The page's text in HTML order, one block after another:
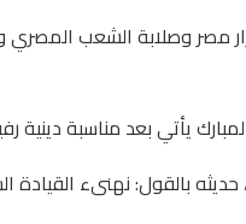
مصر وصلابة الشعب
يأتي بعد مناسبة
بالقول: نهنىء القيادة